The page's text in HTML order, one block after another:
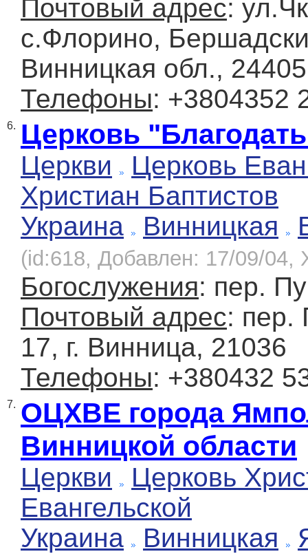
Почтовый адрес:
с.Флорино,
Винницкая обл., 24405
Телефоны: +3804352
6. Церковь
Церкви
Церковь
Христиан Баптистов
Украина
Винницкая
(id:618, Добавлен: 17/09/04,
Богослужения: пер.
Почтовый адрес: пер.
17, г. Винница, 21036
Телефоны: +380432
7. ОЦХВЕ города
Винницкой области
Церкви
Церковь
Евангельской
Украина
Винницкая